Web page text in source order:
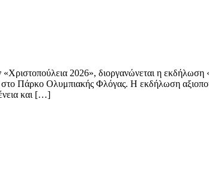
2026», διοργανώνεται η
Πάρκο Ολυμπιακής Φλόγας. Η εκδήλωση
και […]